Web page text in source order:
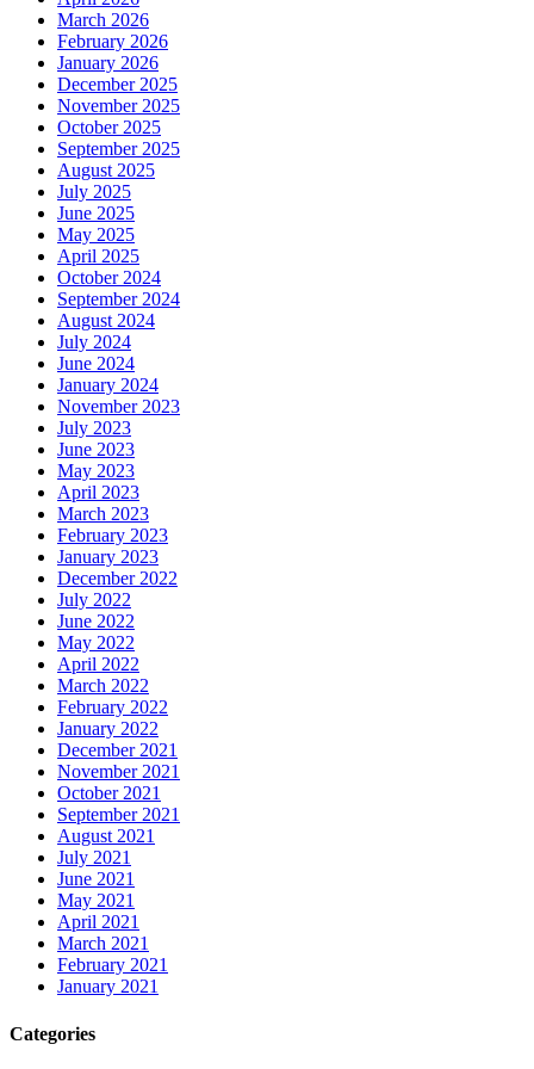
March 2026
February 2026
January 2026
December 2025
November 2025
October 2025
September 2025
August 2025
July 2025
June 2025
May 2025
April 2025
October 2024
September 2024
August 2024
July 2024
June 2024
January 2024
November 2023
July 2023
June 2023
May 2023
April 2023
March 2023
February 2023
January 2023
December 2022
July 2022
June 2022
May 2022
April 2022
March 2022
February 2022
January 2022
December 2021
November 2021
October 2021
September 2021
August 2021
July 2021
June 2021
May 2021
April 2021
March 2021
February 2021
January 2021
Categories